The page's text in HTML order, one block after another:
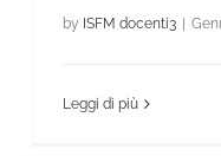
by ISFM docenti3
Leggi di più